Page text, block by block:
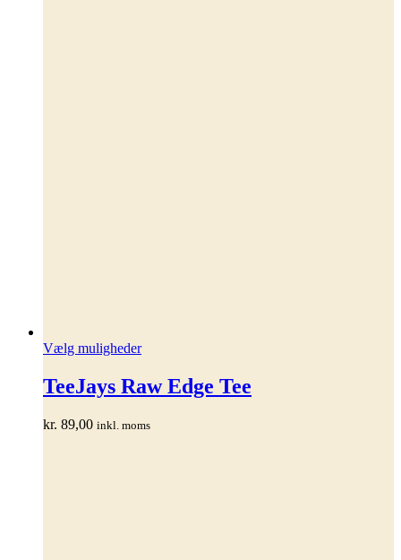
Vælg mulighederDette
flere
Mulighederne
TeeJays Raw Edge Tee
kr. 89,00 inkl. moms